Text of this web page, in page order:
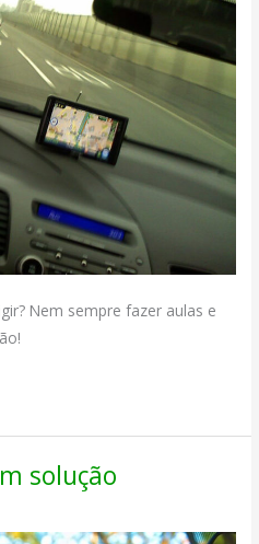
Nem sempre fazer aulas e
solução